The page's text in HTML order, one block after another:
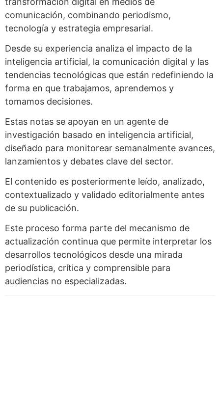
comunicación, combinando periodismo,
tecnología y estrategia empresarial.
Desde su experiencia analiza el impacto de la
inteligencia artificial, la comunicación digital y las
tendencias tecnológicas que están redefiniendo la
forma en que trabajamos, aprendemos y
tomamos decisiones.
Estas notas se apoyan en un agente de
investigación basado en inteligencia artificial,
diseñado para monitorear semanalmente avances,
lanzamientos y debates clave del sector.
El contenido es posteriormente leído, analizado,
contextualizado y validado editorialmente antes
de su publicación.
Este proceso forma parte del mecanismo de
actualización continua que permite interpretar los
desarrollos tecnológicos desde una mirada
periodística, crítica y comprensible para
audiencias no especializadas.